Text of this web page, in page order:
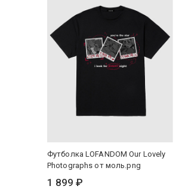
Футболка LOFANDOM Our Lovely
Photographs от моль.png
1 899 ₽